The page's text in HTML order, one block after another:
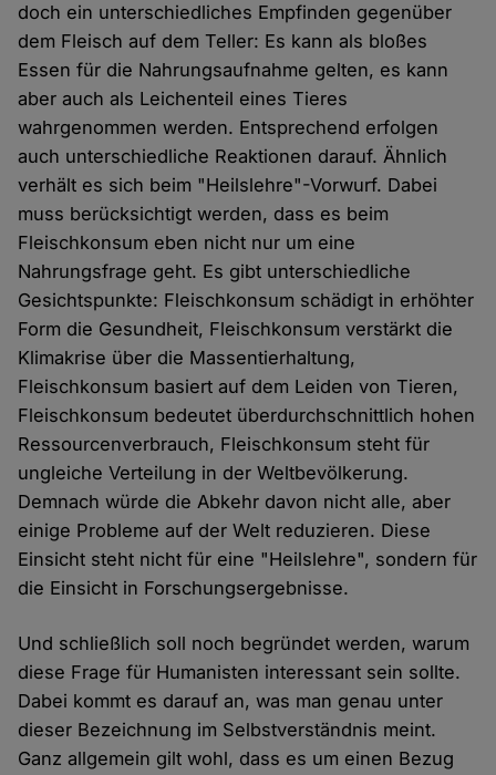
doch ein unterschiedliches Empfinden gegenüber
dem Fleisch auf dem Teller: Es kann als bloßes
Essen für die Nahrungsaufnahme gelten, es kann
aber auch als Leichenteil eines Tieres
wahrgenommen werden. Entsprechend erfolgen
auch unterschiedliche Reaktionen darauf. Ähnlich
verhält es sich beim "Heilslehre"-Vorwurf. Dabei
muss berücksichtigt werden, dass es beim
Fleischkonsum eben nicht nur um eine
Nahrungsfrage geht. Es gibt unterschiedliche
Gesichtspunkte: Fleischkonsum schädigt in erhöhter
Form die Gesundheit, Fleischkonsum verstärkt die
Klimakrise über die Massentierhaltung,
Fleischkonsum basiert auf dem Leiden von Tieren,
Fleischkonsum bedeutet überdurchschnittlich hohen
Ressourcenverbrauch, Fleischkonsum steht für
ungleiche Verteilung in der Weltbevölkerung.
Demnach würde die Abkehr davon nicht alle, aber
einige Probleme auf der Welt reduzieren. Diese
Einsicht steht nicht für eine "Heilslehre", sondern für
die Einsicht in Forschungsergebnisse.
Und schließlich soll noch begründet werden, warum
diese Frage für Humanisten interessant sein sollte.
Dabei kommt es darauf an, was man genau unter
dieser Bezeichnung im Selbstverständnis meint.
Ganz allgemein gilt wohl, dass es um einen Bezug